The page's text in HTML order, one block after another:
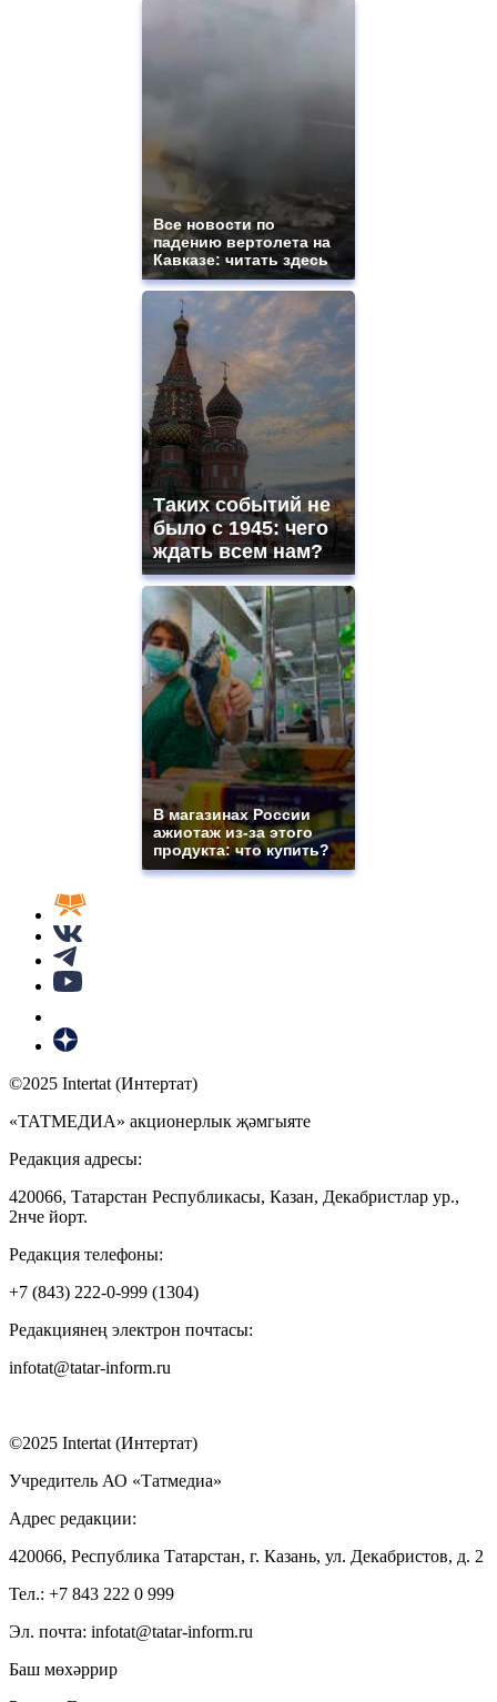
Все новости по
падению вертолета на
Кавказе: читать здесь
Таких событий не
было с 1945: чего
ждать всем нам?
В магазинах России
ажиотаж из-за этого
продукта: что купить?
©2025 Intertat (Интертат)
«ТАТМЕДИА» акционерлык җәмгыяте
Редакция адресы:
420066, Татарстан Республикасы, Казан, Декабристлар ур.,
2нче йорт.
Редакция телефоны:
+7 (843) 222-0-999 (1304)
Редакциянең электрон почтасы:
infotat@tatar-inform.ru
©2025 Intertat (Интертат)
Учредитель АО «Татмедиа»
Адрес редакции:
420066, Республика Татарстан, г. Казань, ул. Декабристов, д. 2
Тел.: +7 843 222 0 999
Эл. почта: infotat@tatar-inform.ru
Баш мөхәррир